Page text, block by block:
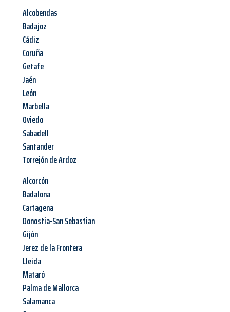
Alcobendas
Badajoz
Cádiz
Coruña
Getafe
Jaén
León
Marbella
Oviedo
Sabadell
Santander
Torrejón de Ardoz
Alcorcón
Badalona
Cartagena
Donostia-San Sebastian
Gijón
Jerez de la Frontera
Lleida
Mataró
Palma de Mallorca
Salamanca